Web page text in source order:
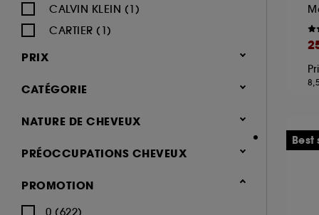
CALVIN KLEIN (1)
CARTIER (1)
CHANEL (3)
CHRISTOPHE ROBIN (19)
COLOR WOW (21)
DEVACURL (3)
PRIX
CATÉGORIE
Cheveux
(852)
NATURE DE CHEVEUX
Normaux (395)
Blonds, Colorés (234)
Tous types de cheveux (217)
PRÉOCCUPATIONS CHEVEUX
Cheveux abîmés (370)
PROMOTION
0 (622)
Best